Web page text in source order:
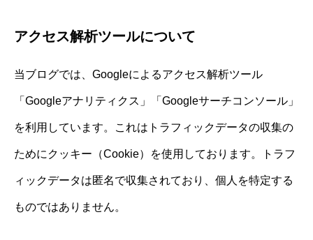
アクセス解析ツールについて
当ブログでは、Googleによるアクセス解析ツール
「Googleアナリティクス」「Googleサーチコンソール」
を利用しています。これはトラフィックデータの収集の
ためにクッキー（Cookie）を使用しております。トラフ
ィックデータは匿名で収集されており、個人を特定する
ものではありません。